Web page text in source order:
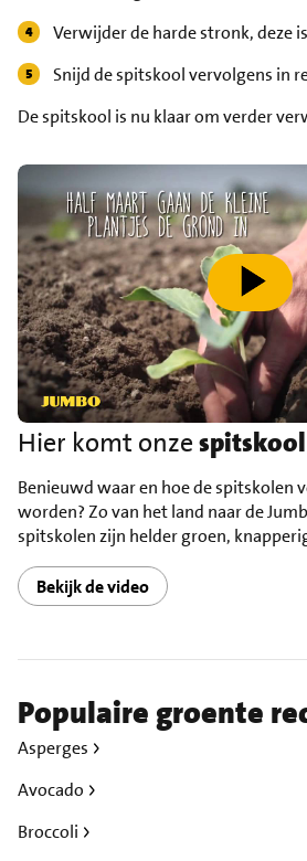
Verwijder de harde stronk, deze
Snijd de spitskool vervolgens in
De spitskool is nu klaar om verder
speel video
Hier komt onzespitskool
Benieuwd waar en hoe de spitskolen
worden? Zo van het land naar de
spitskolen zijn helder groen,
Bekijk de video
Populaire groente
Asperges
Avocado
Broccoli